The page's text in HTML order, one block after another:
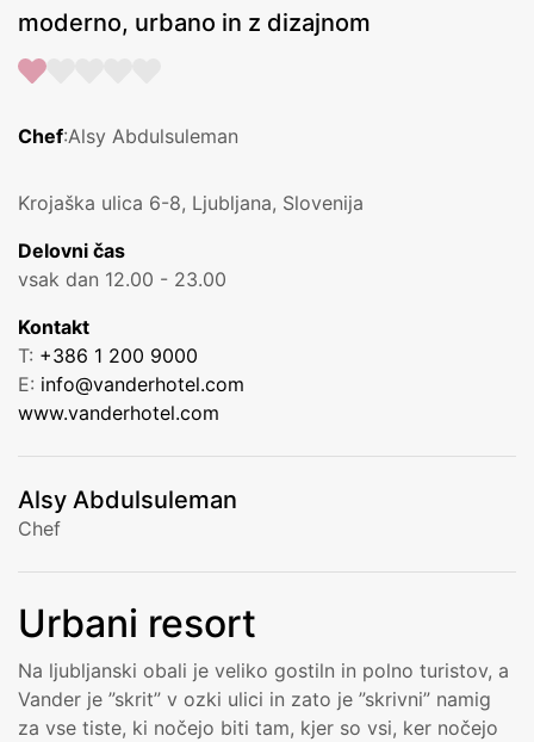
moderno, urbano in z dizajnom
Chef:Alsy Abdulsuleman
Krojaška ulica 6-8, Ljubljana, Slovenija
Delovni čas
vsak dan 12.00 - 23.00
Kontakt
T: +386 1 200 9000
E: info@vanderhotel.com
www.vanderhotel.com
Alsy Abdulsuleman
Chef
Urbani resort
Na ljubljanski obali je veliko gostiln in polno turistov, a
Vander je ”skrit” v ozki ulici in zato je ”skrivni” namig
za vse tiste, ki nočejo biti tam, kjer so vsi, ker nočejo